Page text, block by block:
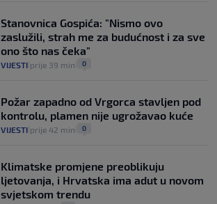
Stanovnica Gospića: "Nismo ovo
zaslužili, strah me za budućnost i za sve
ono što nas čeka"
VIJESTI prije 39 min 0
Požar zapadno od Vrgorca stavljen pod
kontrolu, plamen nije ugrožavao kuće
VIJESTI prije 42 min 0
Klimatske promjene preoblikuju
ljetovanja, i Hrvatska ima adut u novom
svjetskom trendu